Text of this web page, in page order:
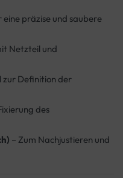
eine präzise und saubere
Netzteil und
zur Definition der
des
– Zum Nachjustieren und